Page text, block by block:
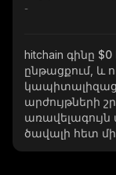
-
hitchain գինը $0
ընթացքում, և
արժույթների
ծավալի հետ